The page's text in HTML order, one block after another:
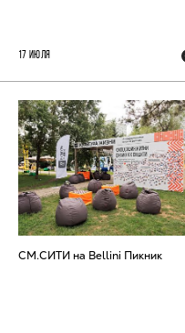
17 ИЮЛЯ
СМ.СИТИ на Bellini Пикник